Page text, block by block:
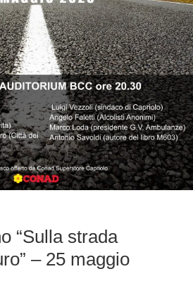
“Sulla strada
– 25 maggio